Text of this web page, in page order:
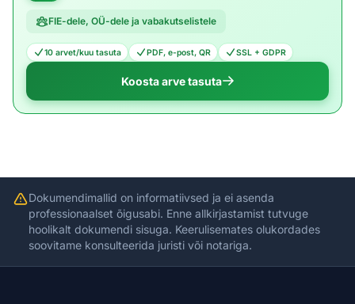
FIE-dele, OÜ-dele ja vabakutselistele
10 arvet/kuu tasuta PDF, e-post, QR SSL + GDPR
Koosta arve tasuta
Dokumendimallid on informatiivsed ja ei asenda
professionaalset õigusabi. Enne allkirjastamist tutvuge
hoolikalt dokumendi sisuga. Keerulisemates olukordades
soovitame konsulteerida juristi või notariga.